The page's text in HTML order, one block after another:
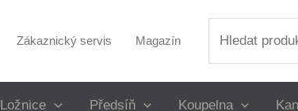
Zákaznický servis Magazín
Ložnice Předsíň Koupelna